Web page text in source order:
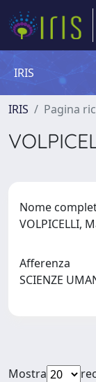
IRIS
IRIS Pagina
Nome
VOLPICELLI,
Afferenza
SCIENZE
Mostra